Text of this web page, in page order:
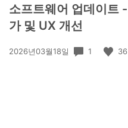
소프트웨어 업데이트
가 및 UX 개선
공
2026년03월18일 1 36